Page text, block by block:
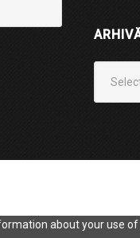
about your use